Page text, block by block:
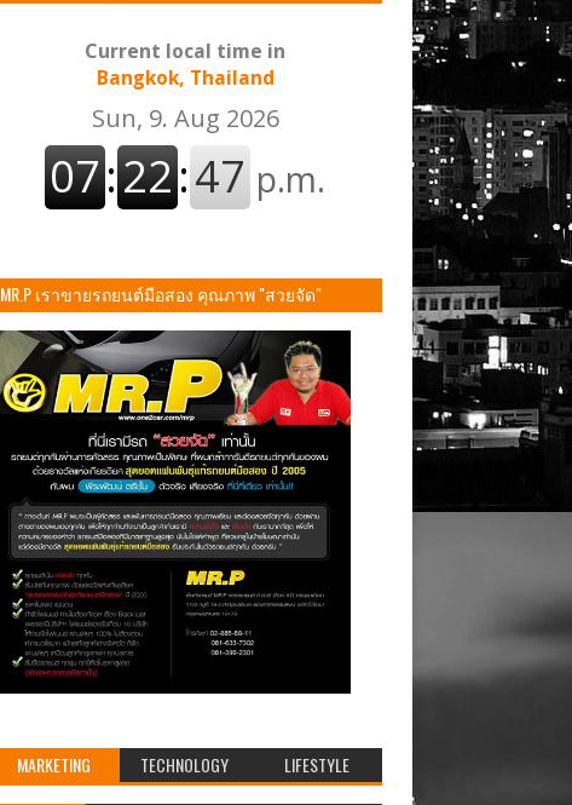
Current local time in
Bangkok, Thailand
MR.P เราขายรถยนต์มือสอง คุณภาพ "สวยจัด"
MARKETING TECHNOLOGY LIFESTYLE